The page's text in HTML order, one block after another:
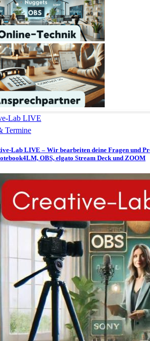
Lab LIVE
Termine
Lab LIVE – Wir bearbeiten deine Fragen und
OBS, elgato Stream Deck und ZOOM